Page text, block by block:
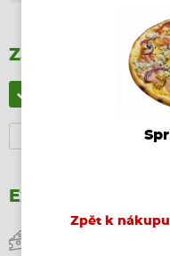
Základ
Rajčatová
v
Extra ingredience
Zpět k nákupu